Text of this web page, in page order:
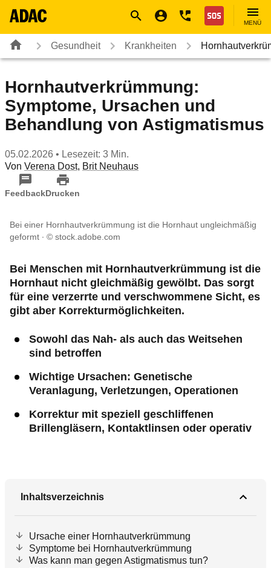
Nothilfe
MENÜ
Gesundheit Krankheiten
Hornhautverkrümmung:
Symptome, Ursachen und
Behandlung von Astigmatismus
05.02.2026 • Lesezeit: 3 Min.
Von Verena Dost, Brit Neuhaus
FeedbackDrucken
Bei einer Hornhautverkrümmung ist die Hornhaut ungleichmäßig
geformt
© stock.adobe.com
Bei Menschen mit Hornhautverkrümmung ist die
Hornhaut nicht gleichmäßig gewölbt. Das sorgt
für eine verzerrte und verschwommene Sicht, es
gibt aber Korrekturmöglichkeiten.
Sowohl das Nah- als auch das Weitsehen
sind betroffen
Wichtige Ursachen: Genetische
Veranlagung, Verletzungen, Operationen
Korrektur mit speziell geschliffenen
Brillengläsern, Kontaktlinsen oder operativ
Inhaltsverzeichnis
Ursache einer Hornhautverkrümmung
Symptome bei Hornhautverkrümmung
Was kann man gegen Astigmatismus tun?